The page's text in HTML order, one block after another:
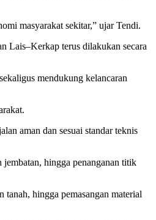
masyarakat sekitar,” ujar Tendi.
Lais–Kerkap terus dilakukan secara
mendukung kelancaran
aman dan sesuai standar teknis
hingga penanganan titik
hingga pemasangan material